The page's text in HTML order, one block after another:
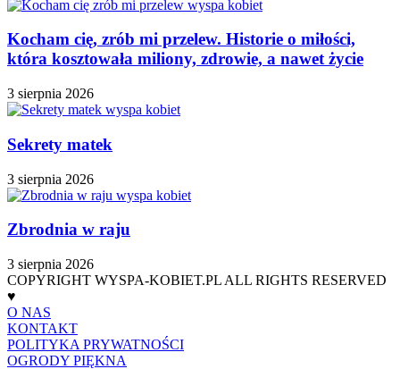
Kocham cię, zrób mi przelew. Historie o miłości,
która kosztowała miliony, zdrowie, a nawet życie
3 sierpnia 2026
Sekrety matek
3 sierpnia 2026
Zbrodnia w raju
3 sierpnia 2026
COPYRIGHT WYSPA-KOBIET.PL ALL RIGHTS RESERVED
♥
O NAS
KONTAKT
POLITYKA PRYWATNOŚCI
OGRODY PIĘKNA